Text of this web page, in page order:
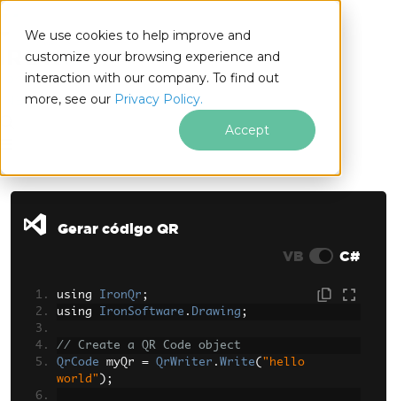
We use cookies to help improve and
customize your browsing experience and
interaction with our company. To find out
more, see our Privacy Policy.
Accept
.NET
Gerar código QR
VB
C#
using IronQr ;
using IronSoftware . Drawing ;
// Create a QR Code object
QrCode myQr = QrWriter . Write( "hello
world" );